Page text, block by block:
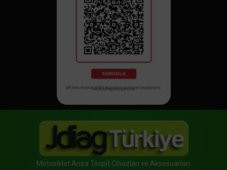
Motosiklet Arıza Tespit Cihazları ve Aksesuarları